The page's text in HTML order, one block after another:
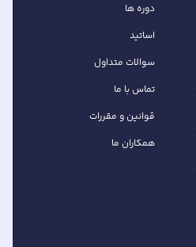
دوره ها
اساتید
سوالات متداول
تماس با ما
قوانین و مقررات
همکاران ما